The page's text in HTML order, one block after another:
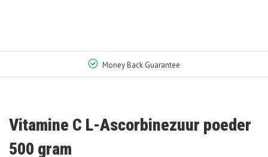
Money Back Guarantee
Vitamine C L-Ascorbinezuur poeder
500 gram